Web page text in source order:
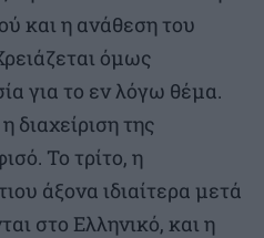
και η ανάθεση του
όμως
για το εν λόγω θέμα.
διαχείριση της
Το τρίτο, η
άξονα ιδιαίτερα μετά
στο Ελληνικό, και η